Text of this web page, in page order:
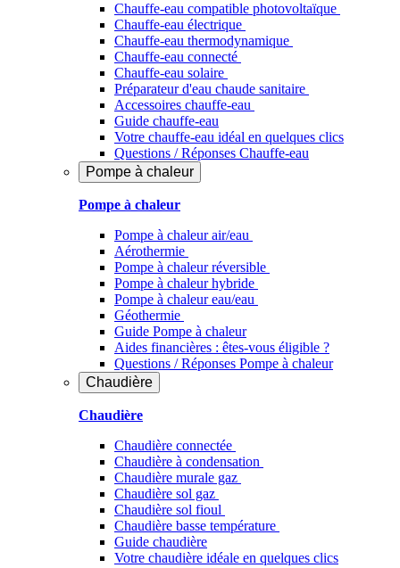
Chauffe-eau compatible photovoltaïque
Chauffe-eau électrique
Chauffe-eau thermodynamique
Chauffe-eau connecté
Chauffe-eau solaire
Préparateur d'eau chaude sanitaire
Accessoires chauffe-eau
Guide chauffe-eau
Votre chauffe-eau idéal en quelques clics
Questions / Réponses Chauffe-eau
Pompe à chaleur
Pompe à chaleur
Pompe à chaleur air/eau
Aérothermie
Pompe à chaleur réversible
Pompe à chaleur hybride
Pompe à chaleur​ eau/eau
Géothermie
Guide Pompe à chaleur
Aides financières : êtes-vous éligible ?
Questions / Réponses Pompe à chaleur
Chaudière
Chaudière
Chaudière connectée
Chaudière à condensation
Chaudière murale gaz
Chaudière sol gaz
Chaudière sol fioul
Chaudière basse température
Guide chaudière
Votre chaudière idéale en quelques clics